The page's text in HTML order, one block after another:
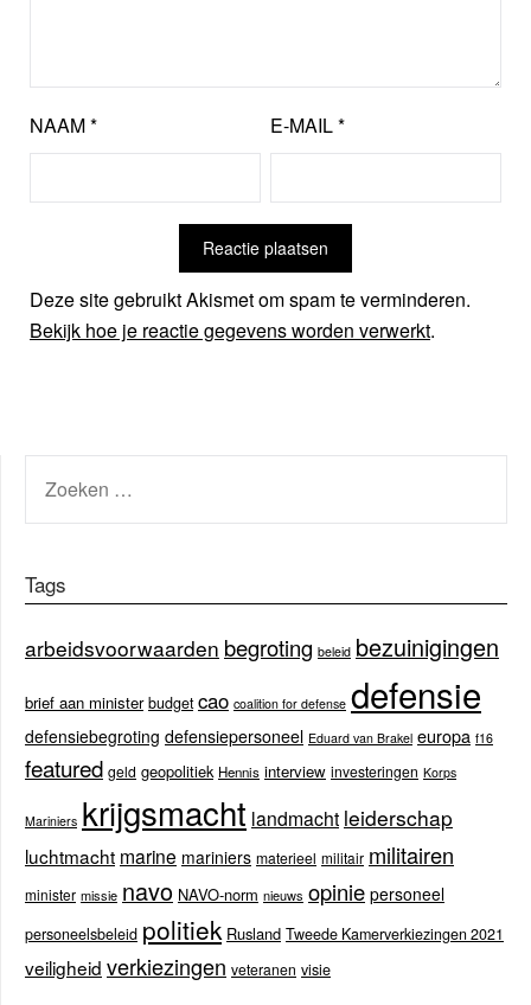
NAAM* E-MAIL*
Deze site gebruikt Akismet om spam te verminderen.
Bekijk hoe je reactie gegevens worden verwerkt.
NAAR:
Tags
arbeidsvoorwaarden begroting beleid bezuinigingen
brief aan minister budget cao coalition for defense defensie
defensiebegroting defensiepersoneel Eduard van Brakel europa f16
featured geld geopolitiek Hennis interview investeringen Korps
Mariniers krijgsmacht landmacht leiderschap
luchtmacht marine mariniers materieel militair militairen
minister missie navo NAVO-norm nieuws opinie personeel
personeelsbeleid politiek Rusland Tweede Kamerverkiezingen 2021
veiligheid verkiezingen veteranen visie